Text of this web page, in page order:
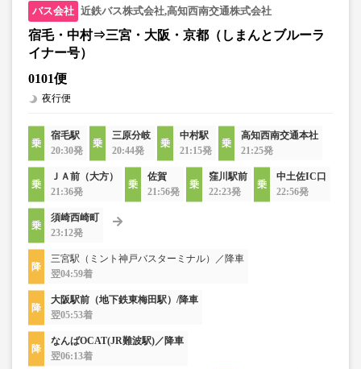
近鉄バス株式会社,高知西南交通株式会社
宿毛・中村⇒三宮・大阪・京都（しまんとブルーラ
イナー号）
0101便
夜行便
宿毛駅
20:30発
三原分岐
20:44発
中村駅
21:15発
高知西南交通本社
21:25発
ＪＡ前（大方）
21:36発
佐賀
21:56発
窪川駅前
22:23発
中土佐IC口
22:56発
須崎西崎町
23:12発
三宮駅（ミント神戸バスターミナル）／降車
翌04:59着
大阪駅前（地下鉄東梅田駅）/降車
翌05:53着
なんばOCAT(JR難波駅)／降車
翌06:13着